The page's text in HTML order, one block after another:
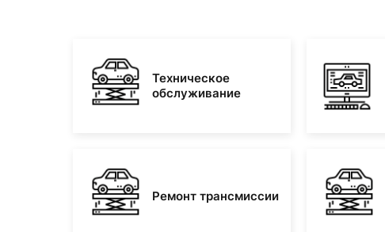
Техническое
обслуживание
Ремонт трансмиссии